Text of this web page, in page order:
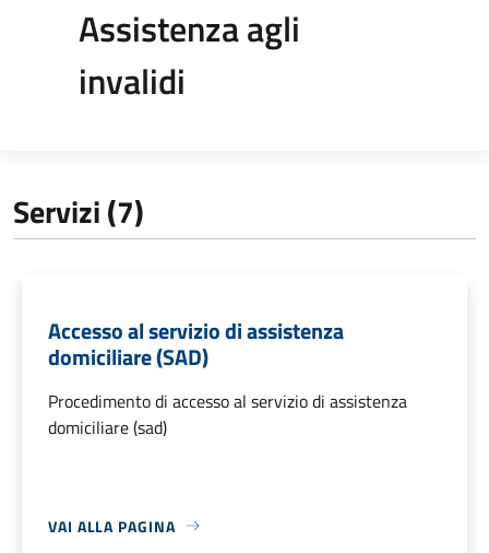
Assistenza agli
invalidi
Servizi (7)
Accesso al servizio di assistenza
domiciliare (SAD)
Procedimento di accesso al servizio di assistenza
domiciliare (sad)
VAI ALLA PAGINA